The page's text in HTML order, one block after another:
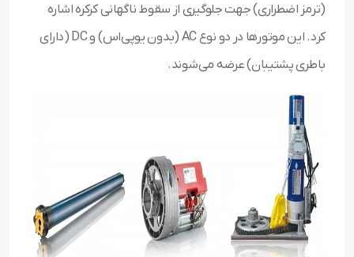
(ترمز اضطراری) جهت جلوگیری از سقوط ناگهانی کرکره اشاره
کرد. این موتورها در دو نوع AC (بدون یو‌پی‌اس) و DC (دارای
باطری پشتیبان) عرضه می‌شوند.